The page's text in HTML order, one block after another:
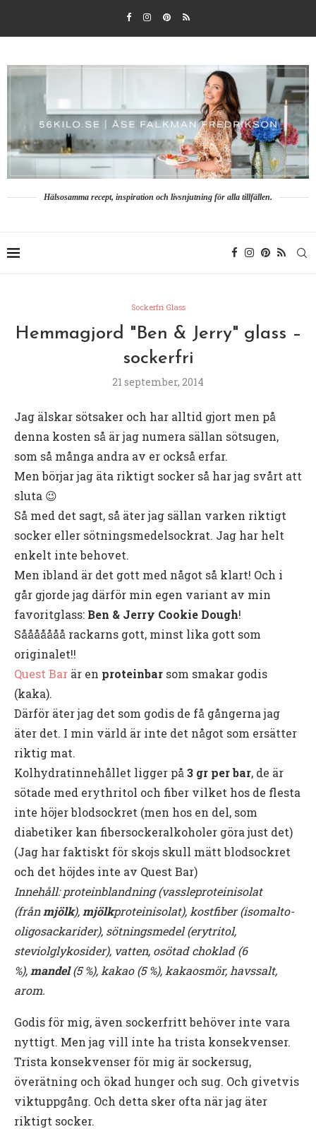
Hälsosamma recept, inspiration och livsnjutning för alla tillfällen.
Sockerfri Glass
Hemmagjord "Ben & Jerry" glass –
sockerfri
21 september, 2014
Jag älskar sötsaker och har alltid gjort men på
denna kosten så är jag numera sällan sötsugen,
som så många andra av er också erfar.
Men börjar jag äta riktigt socker så har jag svårt att
sluta 😉
Så med det sagt, så äter jag sällan varken riktigt
socker eller sötningsmedelsockrat. Jag har helt
enkelt inte behovet.
Men ibland är det gott med något så klart! Och i
går gjorde jag därför min egen variant av min
favoritglass: Ben & Jerry Cookie Dough!
Sååååååå rackarns gott, minst lika gott som
originalet!!
Quest Bar är en proteinbar som smakar godis
(kaka).
Därför äter jag det som godis de få gångerna jag
äter det. I min värld är inte det något som ersätter
riktig mat.
Kolhydratinnehållet ligger på 3 gr per bar, de är
sötade med erythritol och fiber vilket hos de flesta
inte höjer blodsockret (men hos en del, som
diabetiker kan fibersockeralkoholer göra just det)
(Jag har faktiskt för skojs skull mätt blodsockret
och det höjdes inte av Quest Bar)
Innehåll: proteinblandning (vassleproteinisolat
(frånmjölk), mjölkproteinisolat), kostfiber (isomalto-
oligosackarider), sötningsmedel (erytritol,
steviolglykosider), vatten, osötad choklad (6
%), mandel(5 %), kakao (5 %), kakaosmör, havssalt,
arom.
Godis för mig, även sockerfritt behöver inte vara
nyttigt. Men jag vill inte ha trista konsekvenser.
Trista konsekvenser för mig är sockersug,
överätning och ökad hunger och sug. Och givetvis
viktuppgång. Och detta sker ofta när jag äter
riktigt socker.